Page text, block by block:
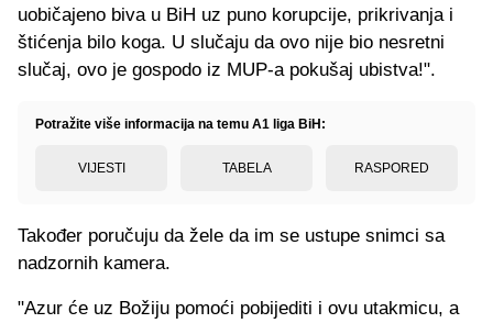
uobičajeno biva u BiH uz puno korupcije, prikrivanja i
štićenja bilo koga. U slučaju da ovo nije bio nesretni
slučaj, ovo je gospodo iz MUP-a pokušaj ubistva!".
Potražite više informacija na temu A1 liga BiH:
VIJESTI TABELA RASPORED
Također poručuju da žele da im se ustupe snimci sa
nadzornih kamera.
"Azur će uz Božiju pomoći pobijediti i ovu utakmicu, a